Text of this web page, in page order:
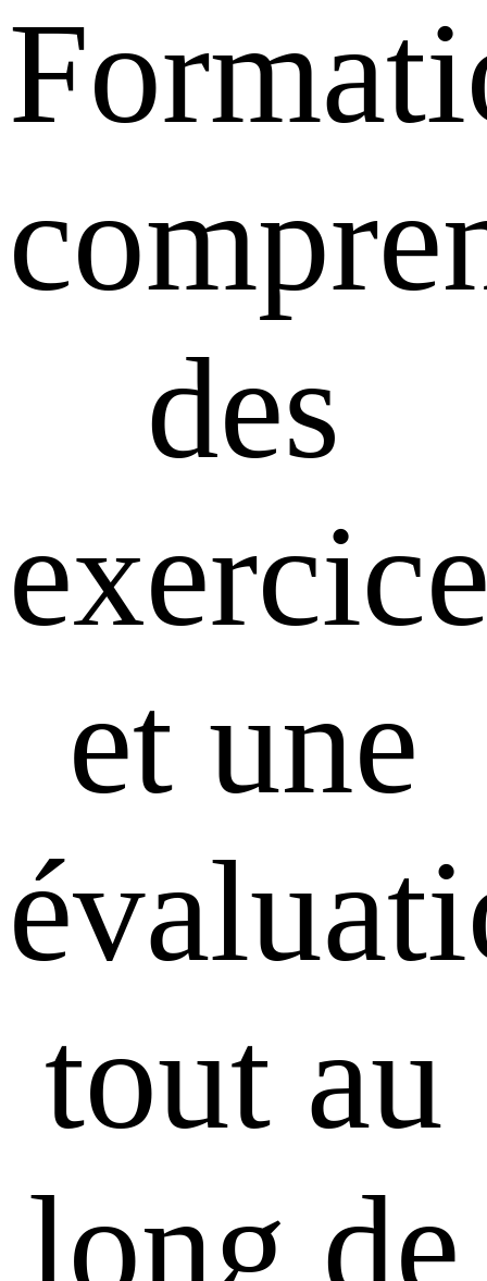
des
et une
tout au
long de